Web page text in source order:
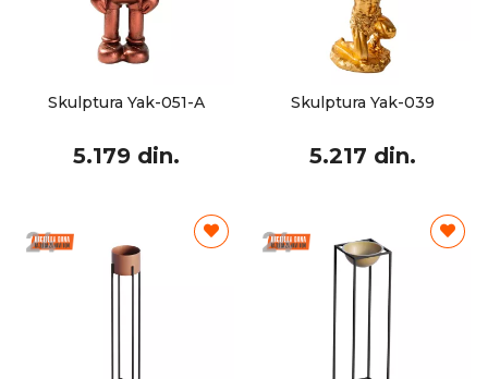
Skulptura Yak-051-A
5.179 din.
Skulptura Yak-039
5.217 din.